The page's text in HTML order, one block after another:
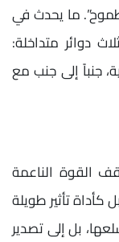
ما يحدث في
دوائر متداخلة:
جنباً إلى جنب مع
القوة الناعمة
كأداة تأثير طويلة
بل إلى تصدير